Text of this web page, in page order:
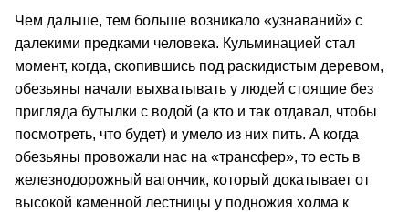
Чем дальше, тем больше возникало «узнаваний» с
далекими предками человека. Кульминацией стал
момент, когда, скопившись под раскидистым деревом,
обезьяны начали выхватывать у людей стоящие без
пригляда бутылки с водой (а кто и так отдавал, чтобы
посмотреть, что будет) и умело из них пить. А когда
обезьяны провожали нас на «трансфер», то есть в
железнодорожный вагончик, который докатывает от
высокой каменной лестницы у подножия холма к